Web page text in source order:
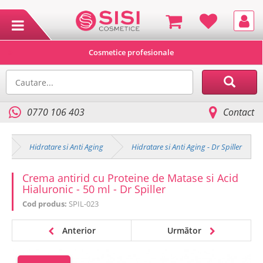
Cosmetice profesionale
0770 106 403 Contact
Hidratare si Anti Aging Hidratare si Anti Aging - Dr Spiller
Crema antirid cu Proteine de Matase si Acid
Hialuronic - 50 ml - Dr Spiller
Cod produs: SPIL-023
Anterior Următor